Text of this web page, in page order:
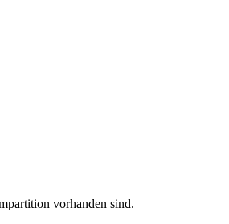
vorhanden sind.